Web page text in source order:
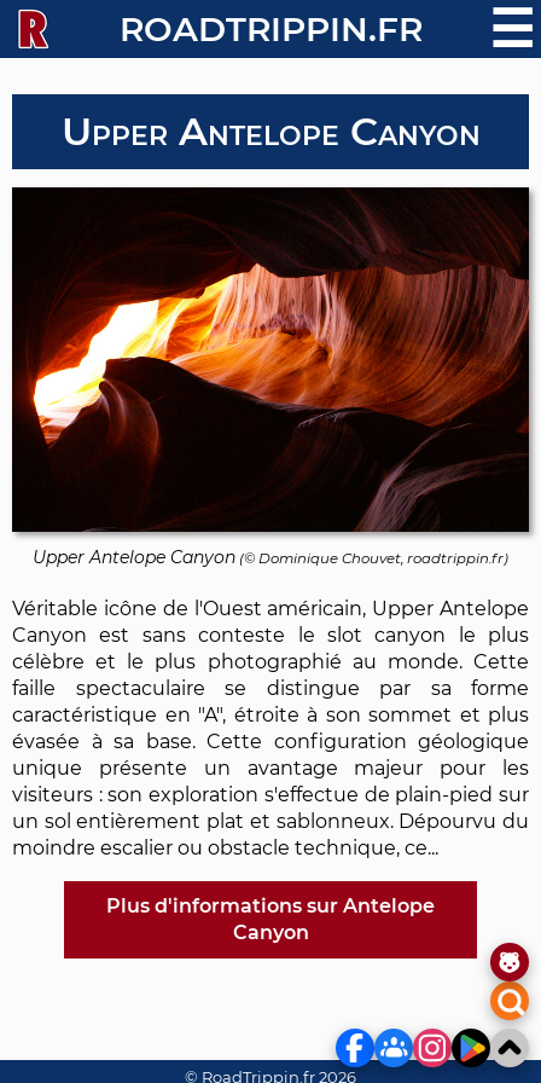
ROADTRIPPIN.FR ☰
Upper Antelope Canyon
Upper Antelope Canyon (© Dominique Chouvet, roadtrippin.fr)
Véritable icône de l'Ouest américain, Upper Antelope
Canyon est sans conteste le slot canyon le plus
célèbre et le plus photographié au monde. Cette
faille spectaculaire se distingue par sa forme
caractéristique en "A", étroite à son sommet et plus
évasée à sa base. Cette configuration géologique
unique présente un avantage majeur pour les
visiteurs : son exploration s'effectue de plain-pied sur
un sol entièrement plat et sablonneux. Dépourvu du
moindre escalier ou obstacle technique, ce...
Plus d'informations sur Antelope
Canyon
© RoadTrippin.fr 2026